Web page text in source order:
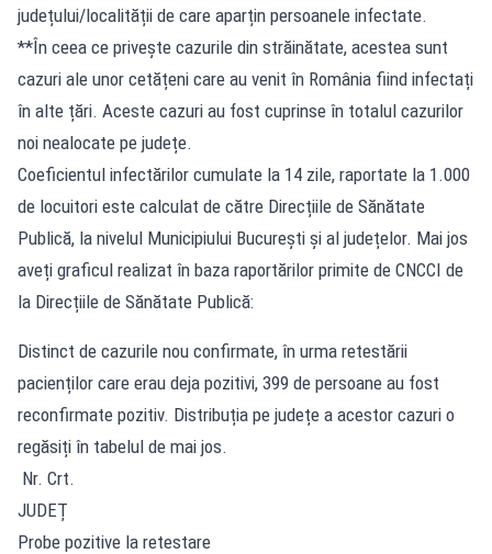
județului/localității de care aparțin persoanele infectate.
**În ceea ce privește cazurile din străinătate, acestea sunt
cazuri ale unor cetățeni care au venit în România fiind infectați
în alte țări. Aceste cazuri au fost cuprinse în totalul cazurilor
noi nealocate pe județe.
Coeficientul infectărilor cumulate la 14 zile, raportate la 1.000
de locuitori este calculat de către Direcțiile de Sănătate
Publică, la nivelul Municipiului București și al județelor. Mai jos
aveți graficul realizat în baza raportărilor primite de CNCCI de
la Direcțiile de Sănătate Publică:
Distinct de cazurile nou confirmate, în urma retestării
pacienților care erau deja pozitivi, 399 de persoane au fost
reconfirmate pozitiv. Distribuția pe județe a acestor cazuri o
regăsiți în tabelul de mai jos.
Nr. Crt.
JUDEȚ
Probe pozitive la retestare